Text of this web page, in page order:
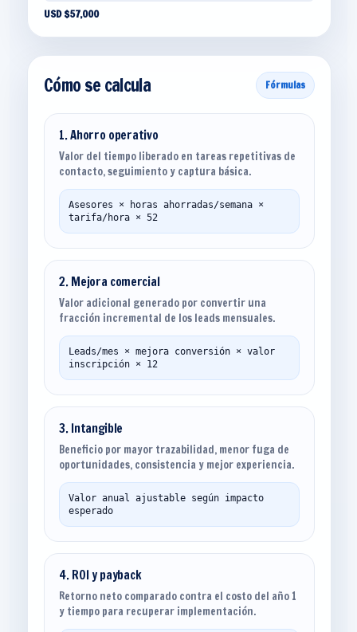
USD $57,000
Cómo se calcula Fórmulas
1. Ahorro operativo
Valor del tiempo liberado en tareas repetitivas de
contacto, seguimiento y captura básica.
Asesores × horas ahorradas/semana ×
tarifa/hora × 52
2. Mejora comercial
Valor adicional generado por convertir una
fracción incremental de los leads mensuales.
Leads/mes × mejora conversión × valor
inscripción × 12
3. Intangible
Beneficio por mayor trazabilidad, menor fuga de
oportunidades, consistencia y mejor experiencia.
Valor anual ajustable según impacto
esperado
4. ROI y payback
Retorno neto comparado contra el costo del año 1
y tiempo para recuperar implementación.